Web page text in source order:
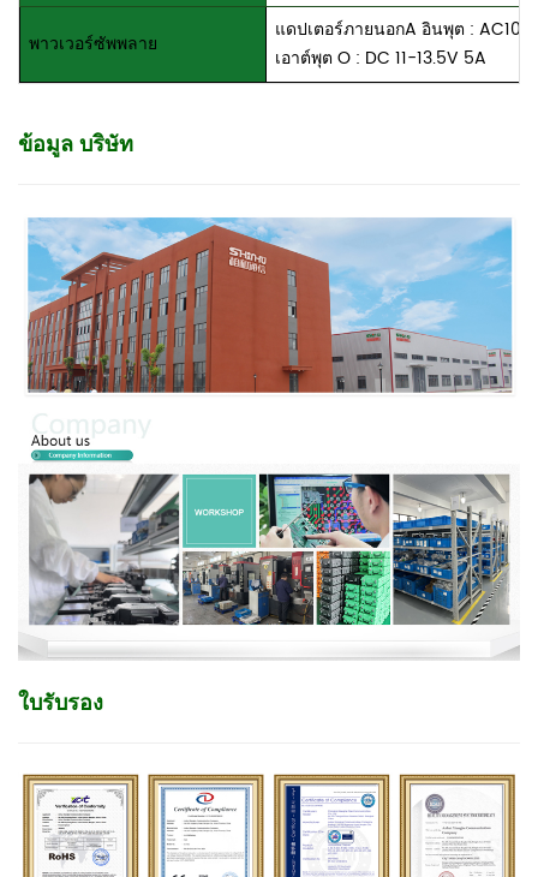
พาวเวอร์ซัพพลาย
แดปเตอร์ภายนอกA อินพุต :
เอาต์พุต O : DC 11-13.5V 5A
ข้อมูล บริษัท
ใบรับรอง